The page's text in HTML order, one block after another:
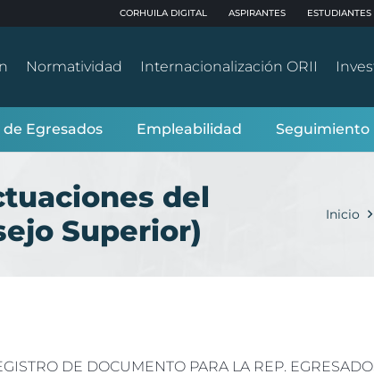
CORHUILA DIGITAL ASPIRANTES ESTUDIANTES
Normatividad Internacionalización ORII
Egresados Empleabilidad Seguimiento
del
Superior)
Inicio
DE DOCUMENTO PARA LA REP.